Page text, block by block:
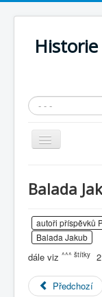
Vyhledávání...
Přepnout
navigaci
Cíle expozice
PRŮVODCE
Současnost
Historické
Balada
autoři příspěvků
Balada Jakub
dále viz ^^^ štítky 2
Předchozí